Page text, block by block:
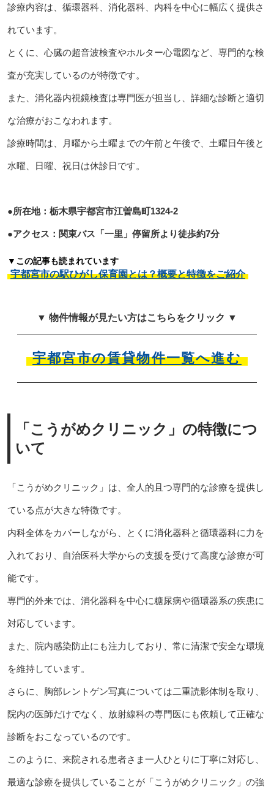
診療内容は、循環器科、消化器科、内科を中心に幅広く提供さ
れています。
とくに、心臓の超音波検査やホルター心電図など、専門的な検
査が充実しているのが特徴です。
また、消化器内視鏡検査は専門医が担当し、詳細な診断と適切
な治療がおこなわれます。
診療時間は、月曜から土曜までの午前と午後で、土曜日午後と
水曜、日曜、祝日は休診日です。
●所在地：栃木県宇都宮市江曽島町1324-2
●アクセス：関東バス「一里」停留所より徒歩約7分
▼この記事も読まれています
宇都宮市の駅ひがし保育園とは？概要と特徴をご紹介
▼ 物件情報が見たい方はこちらをクリック ▼
宇都宮市の賃貸物件一覧へ進む
「こうがめクリニック」の特徴につ
いて
「こうがめクリニック」は、全人的且つ専門的な診療を提供し
ている点が大きな特徴です。
内科全体をカバーしながら、とくに消化器科と循環器科に力を
入れており、自治医科大学からの支援を受けて高度な診療が可
能です。
専門的外来では、消化器科を中心に糖尿病や循環器系の疾患に
対応しています。
また、院内感染防止にも注力しており、常に清潔で安全な環境
を維持しています。
さらに、胸部レントゲン写真については二重読影体制を取り、
院内の医師だけでなく、放射線科の専門医にも依頼して正確な
診断をおこなっているのです。
このように、来院される患者さま一人ひとりに丁寧に対応し、
最適な診療を提供していることが「こうがめクリニック」の強